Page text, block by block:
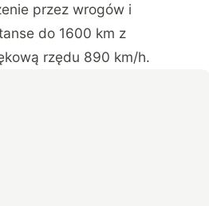
przez wrogów i
do 1600 km z
rzędu 890 km/h.